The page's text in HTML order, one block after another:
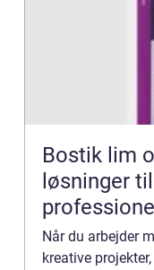
Bostik lim
løsninger
Når du arbejder
kreative